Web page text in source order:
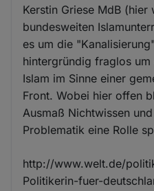
Kerstin Griese MdB (hier
bundesweiten
es um die
hintergründig fraglos
Islam im Sinne einer
Front. Wobei hier offen
Ausmaß Nichtwissen
Problematik eine Rolle
http://www.welt.de/
Politikerin-fuer-